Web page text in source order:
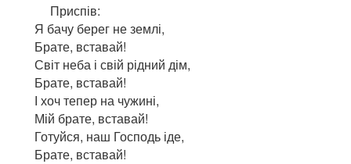
Приспів:
Я бачу берег не землі,
Брате, вставай!
Світ неба і свій рідний дім,
Брате, вставай!
І хоч тепер на чужині,
Мій брате, вставай!
Готуйся, наш Господь іде,
Брате, вставай!